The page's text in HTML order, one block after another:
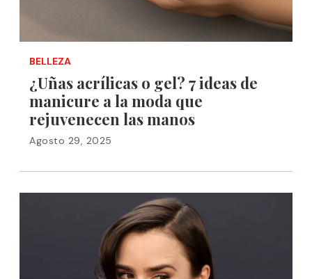
BELLEZA
¿Uñas acrílicas o gel? 7 ideas de
manicure a la moda que
rejuvenecen las manos
Agosto 29, 2025